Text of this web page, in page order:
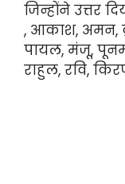
जिन्होंने उत्तर
, आकाश, अमन,
पायल, मंजू,
राहुल, रवि,